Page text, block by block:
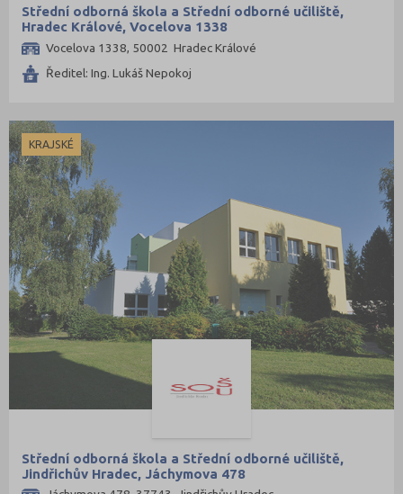
Střední odborná škola a Střední odborné učiliště,
Hradec Králové, Vocelova 1338
Vocelova 1338, 50002 Hradec Králové
Ředitel: Ing. Lukáš Nepokoj
KRAJSKÉ
Střední odborná škola a Střední odborné učiliště,
Jindřichův Hradec, Jáchymova 478